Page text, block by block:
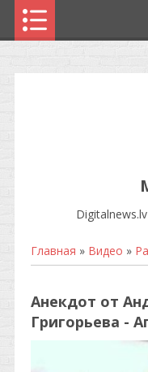
Главная » Видео »
Анекдот от
Григорьева -